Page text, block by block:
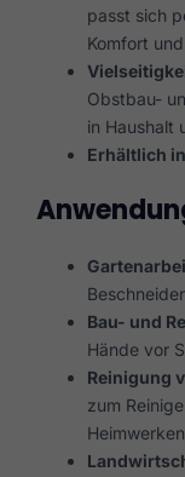
passt sich
Komfort
Obstbau-
in Haushalt
Erhältlich
Bau- und
Hände vor
Reinigung
zum